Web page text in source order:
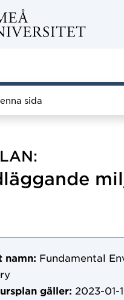
till innehållet
sida
namn: Fundamental
gäller: 2023-01-